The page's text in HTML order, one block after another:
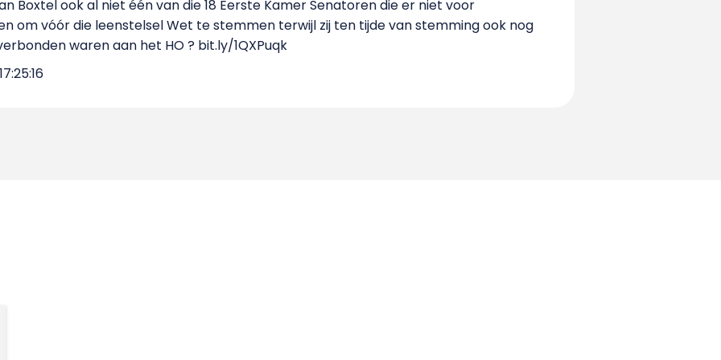
Boxtel ook al niet één van die 18 Eerste Kamer Senatoren die er niet voor
om vóór die leenstelsel Wet te stemmen terwijl zij ten tijde van stemming ook nog
waren aan het HO ? bit.ly/1QXPuqk